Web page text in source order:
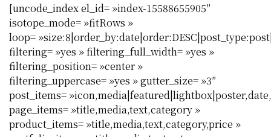
[uncode_index el_id= »index-15588655905″
isotope_mode= »fitRows »
loop=
filtering= »yes » filtering_full_width= »yes »
filtering_position= »center »
filtering_uppercase= »yes » gutter_size= »3″
post_items=
page_items= »title,media,text,category »
product_items= »title,media,text,category,price »